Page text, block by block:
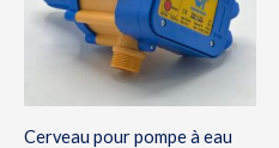
Cerveau pour pompe à eau